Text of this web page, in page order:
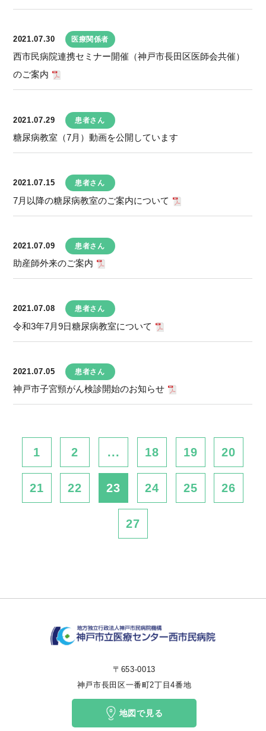
2021.07.30 医療関係者
西市民病院連携セミナー開催（神戸市長田区医師会共催）
のご案内
2021.07.29 患者さん
糖尿病教室（7月）動画を公開しています
2021.07.15 患者さん
7月以降の糖尿病教室のご案内について
2021.07.09 患者さん
助産師外来のご案内
2021.07.08 患者さん
令和3年7月9日糖尿病教室について
2021.07.05 患者さん
神戸市子宮頸がん検診開始のお知らせ
1 2 ... 18 19 20
21 22 23 24 25 26
27
〒653-0013
神戸市長田区一番町2丁目4番地
地図で見る